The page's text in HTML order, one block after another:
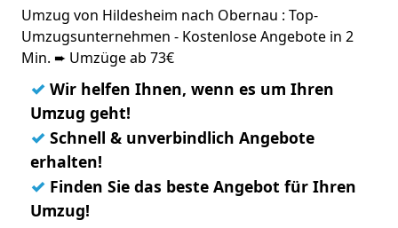
Umzug von Hildesheim nach Obernau : Top-
Umzugsunternehmen - Kostenlose Angebote in 2
Min. ➨ Umzüge ab 73€
✓ Wir helfen Ihnen, wenn es um Ihren
Umzug geht!
✓ Schnell & unverbindlich Angebote
erhalten!
✓ Finden Sie das beste Angebot für Ihren
Umzug!